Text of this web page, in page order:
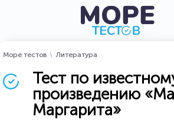
Море тестов Литература
Тест по
произведению
Маргарита»